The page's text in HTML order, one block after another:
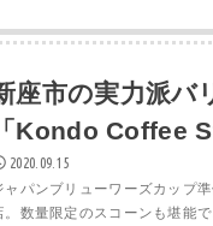
座市の実力派バ
Kondo Coffee
2020.09.15
ャパンブリューワーズカップ
。数量限定のスコーンも堪能で